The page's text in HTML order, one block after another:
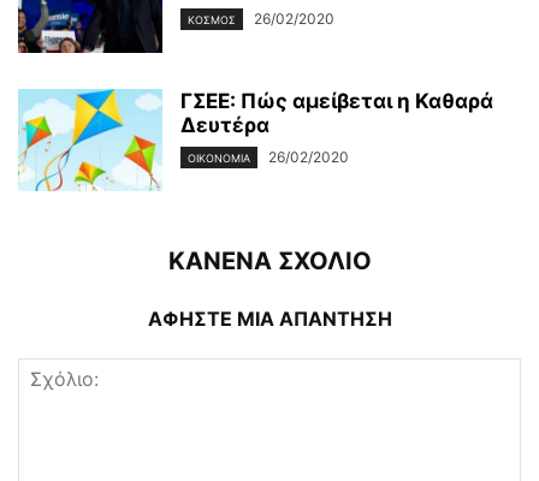
ΚΌΣΜΟΣ 26/02/2020
ΓΣΕΕ: Πώς αμείβεται η Καθαρά
Δευτέρα
ΟΙΚΟΝΟΜΊΑ 26/02/2020
ΚΑΝΕΝΑ ΣΧΟΛΙΟ
ΑΦΗΣΤΕ ΜΙΑ ΑΠΑΝΤΗΣΗ